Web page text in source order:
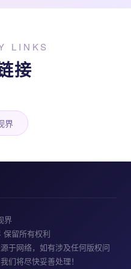
LINKS
接
界
界
留所有权利
于网络，如有涉及任何版权问
们将尽快妥善处理！